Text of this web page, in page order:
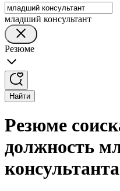
младший консультант
Резюме
Найти
Резюме
должность